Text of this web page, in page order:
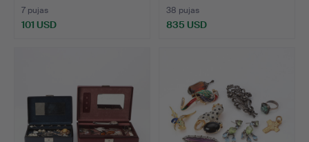
7 pujas
101 USD
38 pujas
835 USD